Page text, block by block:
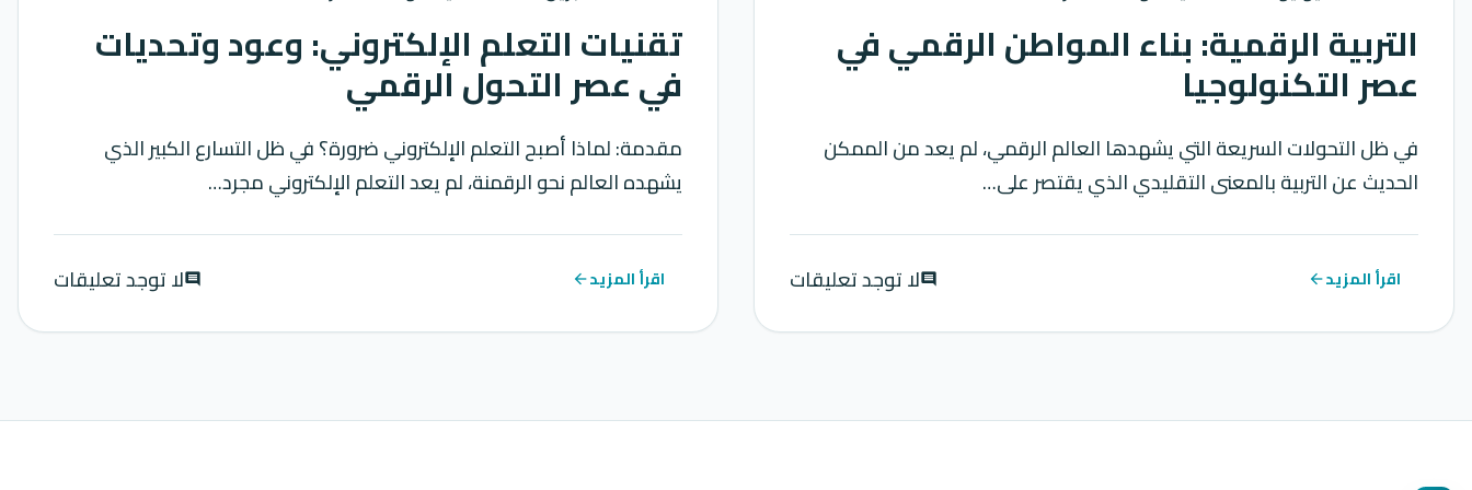
التربية الرقمية: بناء المواطن الرقمي في
عصر التكنولوجيا
في ظل التحولات السريعة التي يشهدها العالم الرقمي، لم يعد من الممكن
الحديث عن التربية بالمعنى التقليدي الذي يقتصر على…
اقرأ المزيدarrow_back
commentلا توجد تعليقات
تقنيات التعلم الإلكتروني: وعود وتحديات
في عصر التحول الرقمي
مقدمة: لماذا أصبح التعلم الإلكتروني ضرورة؟ في ظل التسارع الكبير الذي
يشهده العالم نحو الرقمنة، لم يعد التعلم الإلكتروني مجرد…
اقرأ المزيدarrow_back
commentلا توجد تعليقات